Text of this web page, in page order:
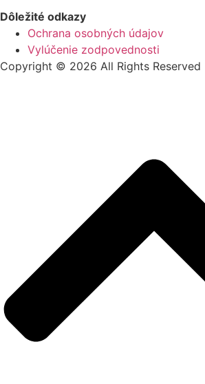
Dôležité odkazy
Ochrana osobných údajov
Vylúčenie zodpovednosti
Copyright © 2026 All Rights Reserved |